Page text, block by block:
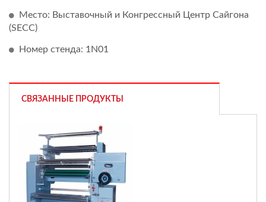
Место: Выставочный и Конгрессный Центр Сайгона
(SECC)
Номер стенда: 1N01
СВЯЗАННЫЕ ПРОДУКТЫ